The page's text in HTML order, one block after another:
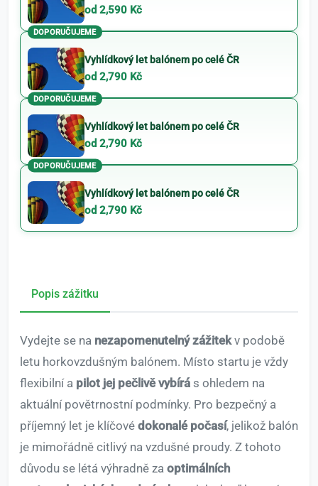
od 2,590 Kč
DOPORUČUJEME
Vyhlídkový let balónem po celé ČR
od 2,790 Kč
DOPORUČUJEME
Vyhlídkový let balónem po celé ČR
od 2,790 Kč
DOPORUČUJEME
Vyhlídkový let balónem po celé ČR
od 2,790 Kč
Popis zážitku
Vydejte se na nezapomenutelný zážitekv podobě
letu horkovzdušným balónem. Místo startu je vždy
flexibilní a pilot jej pečlivě vybírá s ohledem na
aktuální povětrnostní podmínky. Pro bezpečný a
příjemný let je klíčové dokonalé počasí, jelikož balón
je mimořádně citlivý na vzdušné proudy. Z tohoto
důvodu se létá výhradně za optimálních